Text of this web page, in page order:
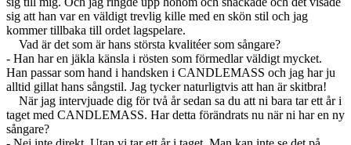
sig att han var en väldigt trevlig kille med en skön stil och jag
kommer tillbaka till ordet lagspelare.
Vad är det som är hans största kvalitéer som sångare?
- Han har en jäkla känsla i rösten som förmedlar väldigt mycket.
Han passar som hand i handsken i CANDLEMASS och jag har ju
alltid gillat hans sångstil. Jag tycker naturligtvis att han är skitbra!
När jag intervjuade dig för två år sedan sa du att ni bara tar ett år i
taget med CANDLEMASS. Har detta förändrats nu när ni har en ny
sångare?